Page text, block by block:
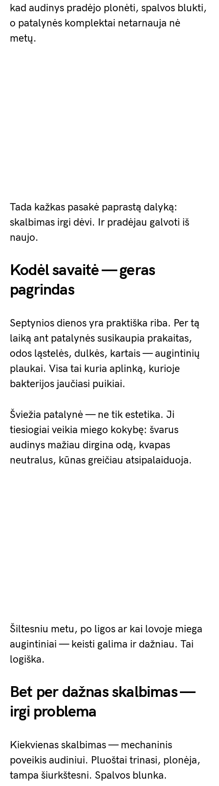
kad audinys pradėjo plonėti, spalvos blukti,
o patalynės komplektai netarnauja nė
metų.
Tada kažkas pasakė paprastą dalyką:
skalbimas irgi dėvi. Ir pradėjau galvoti iš
naujo.
Kodėl savaitė — geras
pagrindas
Septynios dienos yra praktiška riba. Per tą
laiką ant patalynės susikaupia prakaitas,
odos ląstelės, dulkės, kartais — augintinių
plaukai. Visa tai kuria aplinką, kurioje
bakterijos jaučiasi puikiai.
Šviežia patalynė — ne tik estetika. Ji
tiesiogiai veikia miego kokybę: švarus
audinys mažiau dirgina odą, kvapas
neutralus, kūnas greičiau atsipalaiduoja.
Šiltesniu metu, po ligos ar kai lovoje miega
augintiniai — keisti galima ir dažniau. Tai
logiška.
Bet per dažnas skalbimas —
irgi problema
Kiekvienas skalbimas — mechaninis
poveikis audiniui. Pluoštai trinasi, plonėja,
tampa šiurkštesni. Spalvos blunka.